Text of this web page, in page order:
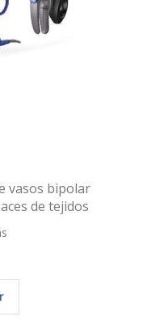
vasos bipolar
de tejidos